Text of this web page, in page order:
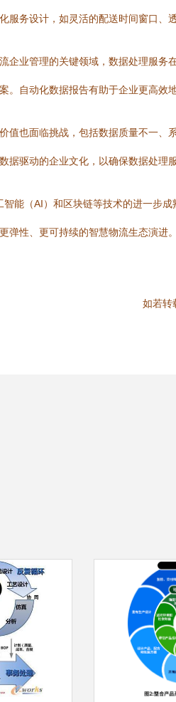
服务设计，如灵活的配送时间窗口、
企业管理的关键领域，数据处理服
。自动化数据报告有助于企业更高效
值也面临挑战，包括数据质量不一
据驱动的企业文化，以确保数据处理
能（AI）和区块链等技术的进一步
弹性、更可持续的智慧物流生态演进
如若转